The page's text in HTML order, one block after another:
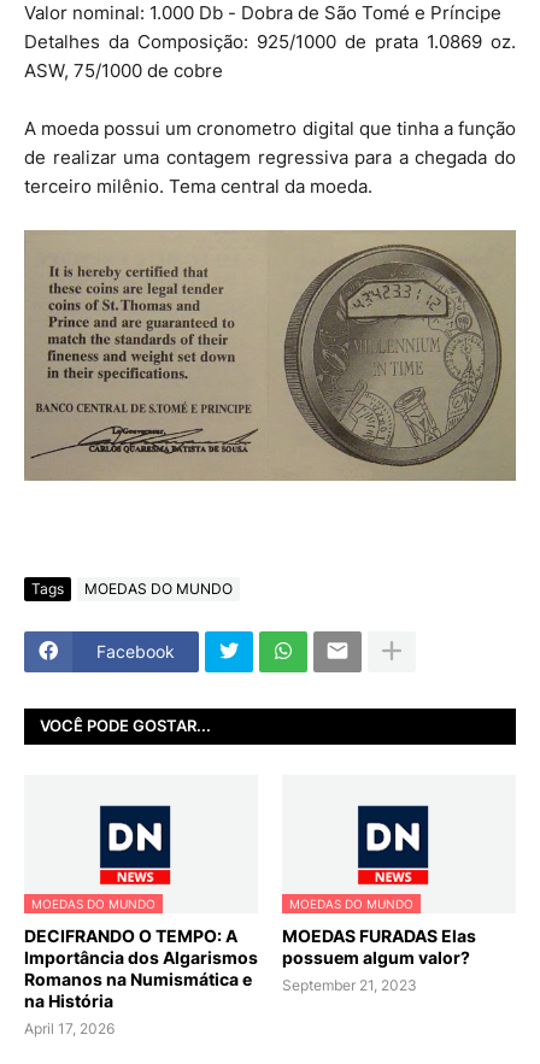
Valor nominal: 1.000 Db - Dobra de São Tomé e Príncipe
Detalhes da Composição: 925/1000 de prata 1.0869 oz.
ASW, 75/1000 de cobre
A moeda possui um cronometro digital que tinha a função
de realizar uma contagem regressiva para a chegada do
terceiro milênio. Tema central da moeda.
Tags MOEDAS DO MUNDO
Facebook
VOCÊ PODE GOSTAR...
MOEDAS DO MUNDO
DECIFRANDO O TEMPO: A
Importância dos Algarismos
Romanos na Numismática e
na História
April 17, 2026
MOEDAS DO MUNDO
MOEDAS FURADAS Elas
possuem algum valor?
September 21, 2023